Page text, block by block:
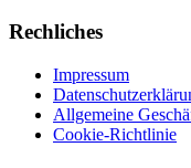
Rechliches
Impressum
Allgemeine
Cookie-Richtlinie